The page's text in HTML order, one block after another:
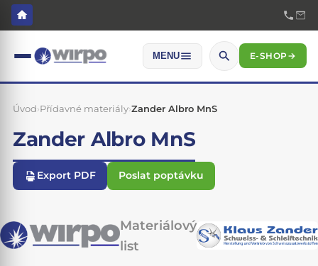
MENU E-SHOP→
Úvod›Přídavné materiály›Zander Albro MnS
Zander Albro MnS
Export PDF Poslat poptávku
Materiálový
list